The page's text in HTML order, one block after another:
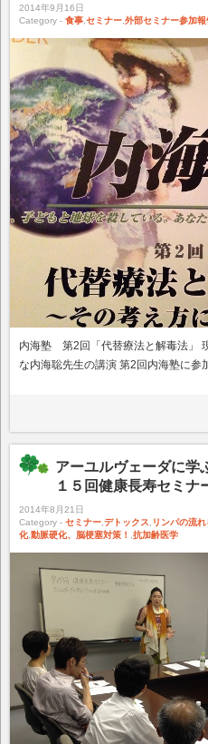
2014年9月16日
Category - 食事 セミナー 外部セミナー参加報
内海塾 第2回「代替療法と解毒法」
な内海聡先生の講演 第2回内海塾に参
アーユルヴェーダに学
１５回健康長寿セミナ
2014年8月21日
Category - セミナー,デトックス, リンパの流れ
化,動脈硬化、脳梗塞対策！ ,抗加齢医学